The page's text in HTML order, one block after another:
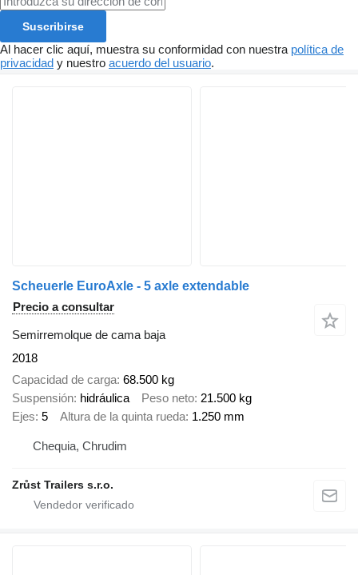
Suscribirse
Al hacer clic aquí, muestra su conformidad con nuestra política de
privacidad y nuestro acuerdo del usuario.
Scheuerle EuroAxle - 5 axle extendable
Precio a consultar
Semirremolque de cama baja
2018
Capacidad de carga 68.500 kg
Suspensión hidráulica Peso neto 21.500 kg
Ejes 5 Altura de la quinta rueda 1.250 mm
Chequia, Chrudim
Zrůst Trailers s.r.o.